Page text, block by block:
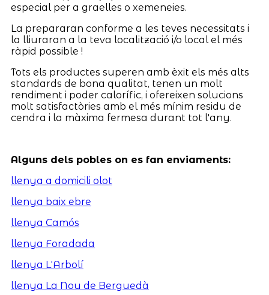
especial per a graelles o xemeneies.
La prepararan conforme a les teves necessitats i
la lliuraran a la teva localització i/o local el més
ràpid possible !
Tots els productes superen amb èxit els més alts
standards de bona qualitat, tenen un molt
rendiment i poder calorífic, i ofereixen solucions
molt satisfactòries amb el més mínim residu de
cendra i la màxima fermesa durant tot l'any.
Alguns dels pobles on es fan enviaments:
llenya a domicili olot
llenya baix ebre
llenya Camós
llenya Foradada
llenya L'Arbolí
llenya La Nou de Berguedà